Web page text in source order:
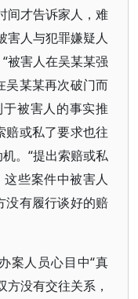
间才告诉家人，难
害人与犯罪嫌疑人
被害人在吴某某强
吴某某再次破门而
被害人的事实推
赔或私了要求也往
。“提出索赔或私
这些案件中被害人
没有履行谈好的赔
案人员心目中“真
方没有交往关系，